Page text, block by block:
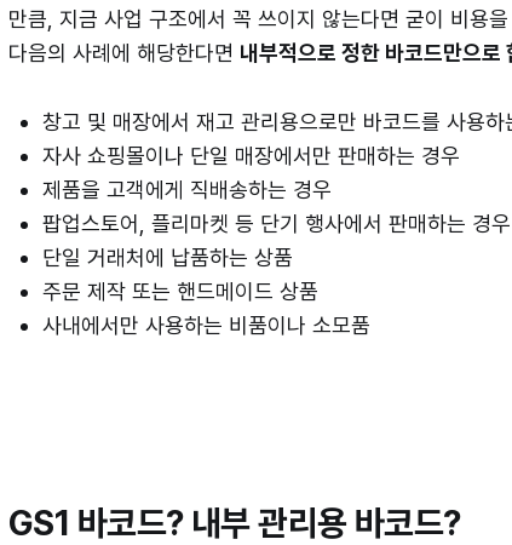
만큼, 지금 사업 구조에서 꼭 쓰이지 않는다면 굳이 비용
다음의 사례에 해당한다면 내부적으로 정한 바코드만으로
창고 및 매장에서 재고 관리용으로만 바코드를 사용하
자사 쇼핑몰이나 단일 매장에서만 판매하는 경우
제품을 고객에게 직배송하는 경우
팝업스토어, 플리마켓 등 단기 행사에서 판매하는 경우
단일 거래처에 납품하는 상품
주문 제작 또는 핸드메이드 상품
사내에서만 사용하는 비품이나 소모품
GS1 바코드? 내부 관리용 바코드?